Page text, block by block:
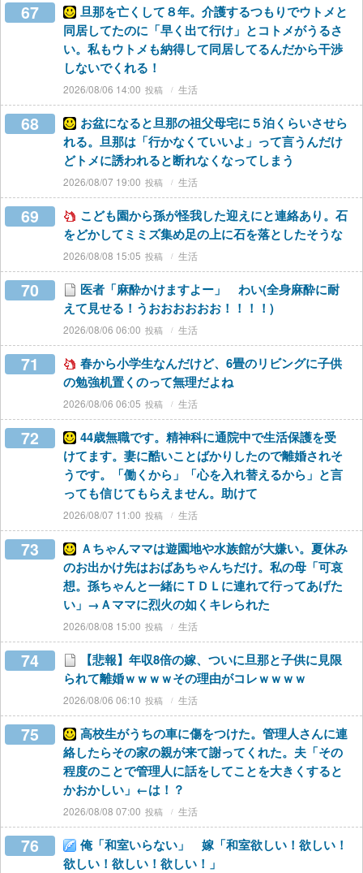
67
旦那を亡くして８年。介護するつもりでウトメと
同居してたのに「早く出て行け」とコトメがうるさ
い。私もウトメも納得して同居してるんだから干渉
しないでくれる！
2026/08/06 14:00 生活
68
お盆になると旦那の祖父母宅に５泊くらいさせら
れる。旦那は「行かなくていいよ」って言うんだけ
どトメに誘われると断れなくなってしまう
2026/08/07 19:00 生活
69
こども園から孫が怪我した迎えにと連絡あり。石
をどかしてミミズ集め足の上に石を落としたそうな
2026/08/08 15:05 生活
70
医者「麻酔かけますよー」 わい(全身麻酔に耐
えて見せる！うおおおおおお！！！！)
2026/08/06 06:00 生活
71
春から小学生なんだけど、6畳のリビングに子供
の勉強机置くのって無理だよね
2026/08/06 06:05 生活
72
44歳無職です。精神科に通院中で生活保護を受
けてます。妻に酷いことばかりしたので離婚されそ
うです。「働くから」「心を入れ替えるから」と言
っても信じてもらえません。助けて
2026/08/07 11:00 生活
73
Ａちゃんママは遊園地や水族館が大嫌い。夏休み
のお出かけ先はおばあちゃんちだけ。私の母「可哀
想。孫ちゃんと一緒にＴＤＬに連れて行ってあげた
い」→Ａママに烈火の如くキレられた
2026/08/08 15:00 生活
74
【悲報】年収8倍の嫁、ついに旦那と子供に見限
られて離婚ｗｗｗｗその理由がコレｗｗｗｗ
2026/08/06 06:10 生活
75
高校生がうちの車に傷をつけた。管理人さんに連
絡したらその家の親が来て謝ってくれた。夫「その
程度のことで管理人に話をしてことを大きくすると
かおかしい」←は！？
2026/08/08 07:00 生活
76
俺「和室いらない」 嫁「和室欲しい！欲しい！
欲しい！欲しい！欲しい！」